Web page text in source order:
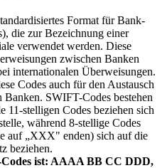
Format für Bank-
die zur Bezeichnung einer
verwendet werden. Diese
zwischen Banken
internationalen Überweisungen.
Codes auch für den Austausch
SWIFT-Codes bestehen
11-stelligen Codes beziehen sich
während 8-stellige Codes
auf „XXX" enden) sich auf die
beziehen.
ist: AAAA BB CC DDD,